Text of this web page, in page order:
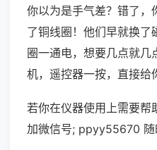
你以为是手气差？错了，
了铜线圈！他们早就换了
圈一通电，想要几点就
机，遥控器一按，直接给
若你在仪器使用上需要帮
加微信号; ppyy55670 随